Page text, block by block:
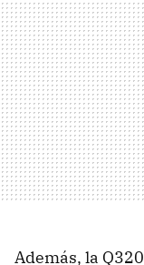
Además, la Q320